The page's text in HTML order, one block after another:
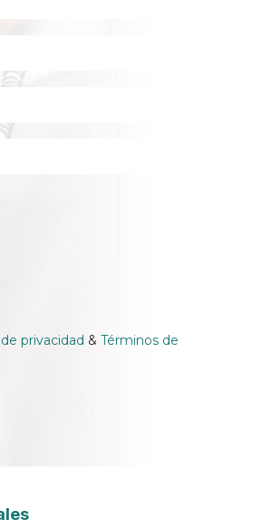
privacidad & Términos de